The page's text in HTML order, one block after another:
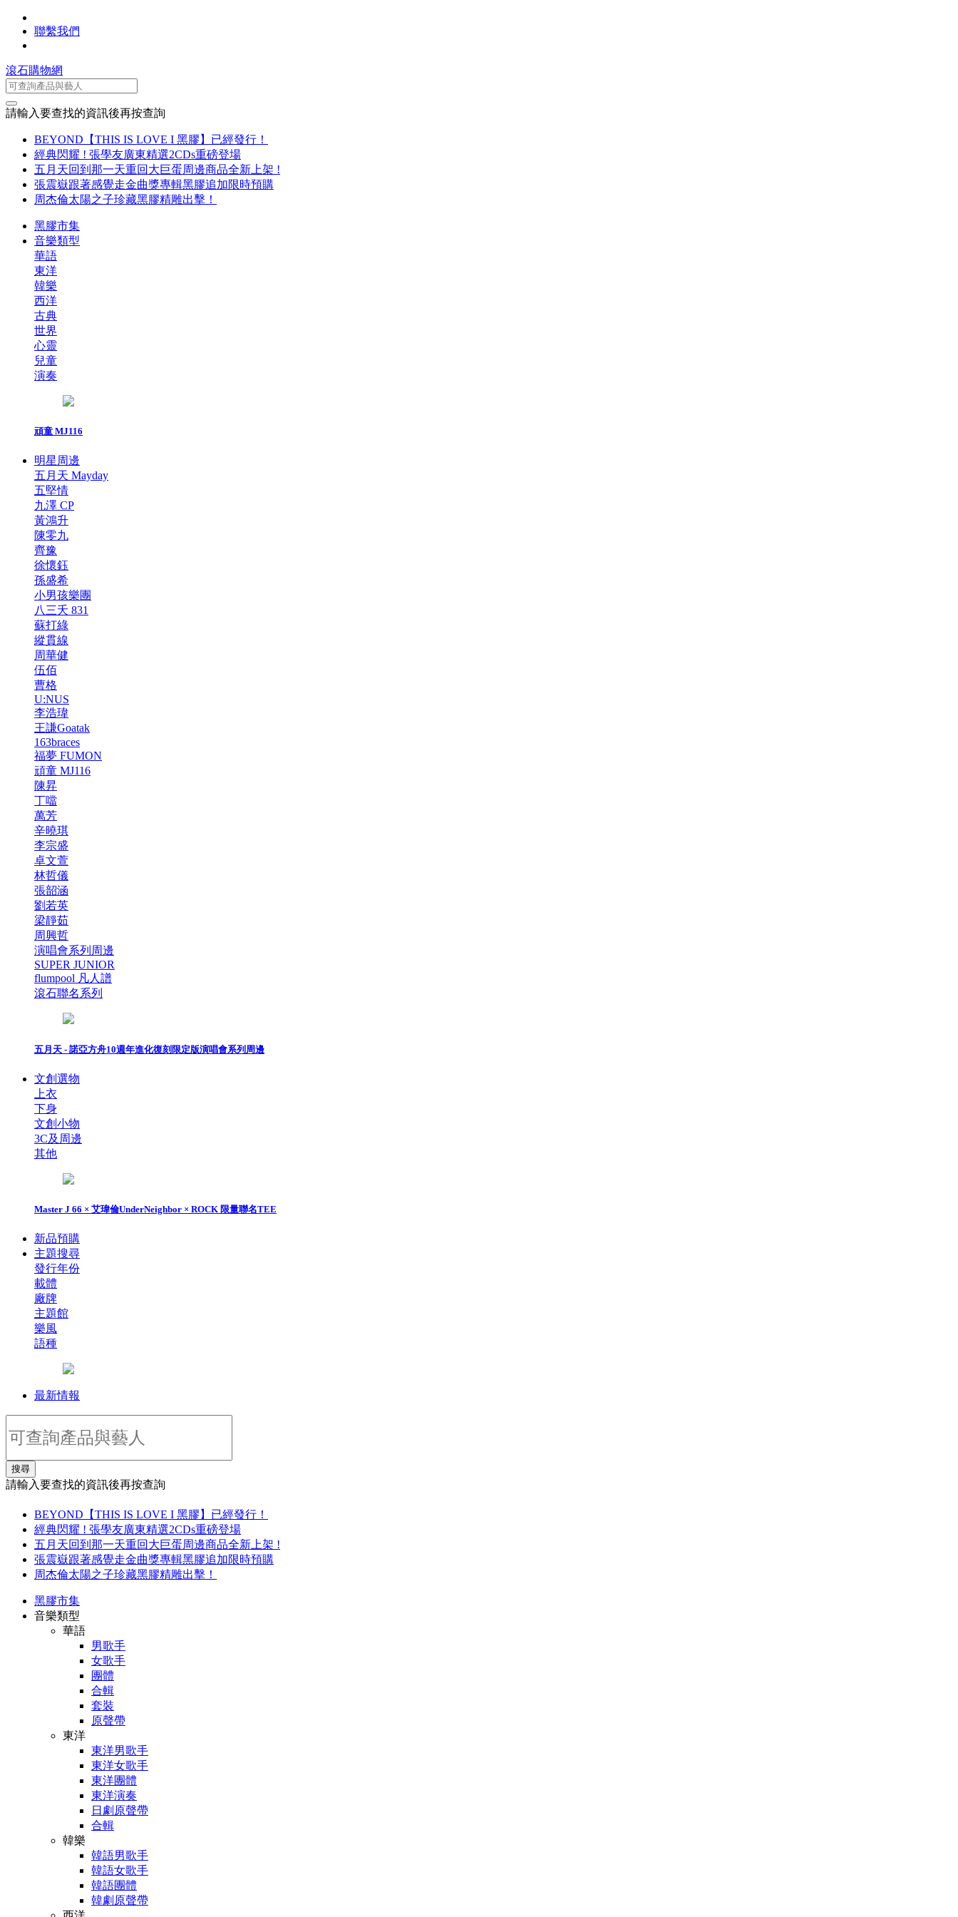
聯繫我們
滾石購物網
請輸入要查找的資訊後再按查詢
BEYOND【THIS IS LOVE I 黑膠】已經發行！
經典閃耀 ! 張學友廣東精選2CDs重磅登場
五月天回到那一天重回大巨蛋周邊商品全新上架 !
張震嶽跟著感覺走金曲獎專輯黑膠追加限時預購
周杰倫太陽之子珍藏黑膠精雕出擊！
黑膠市集
音樂類型
華語
東洋
韓樂
西洋
古典
世界
心靈
兒童
演奏
頑童 MJ116
明星周邊
五月天 Mayday
五堅情
九澤 CP
黃鴻升
陳零九
齊豫
徐懷鈺
孫盛希
小男孩樂團
八三夭 831
蘇打綠
縱貫線
周華健
伍佰
曹格
U:NUS
李浩瑋
王謙Goatak
163braces
福夢 FUMON
頑童 MJ116
陳昇
丁噹
萬芳
辛曉琪
李宗盛
卓文萱
林哲儀
張韶涵
劉若英
梁靜茹
周興哲
演唱會系列周邊
SUPER JUNIOR
flumpool 凡人譜
滾石聯名系列
五月天 - 諾亞方舟10週年進化復刻限定版演唱會系列周邊
文創選物
上衣
下身
文創小物
3C及周邊
其他
Master J 66 × 艾瑋倫UnderNeighbor × ROCK 限量聯名TEE
新品預購
主題搜尋
發行年份
載體
廠牌
主題館
樂風
語種
最新情報
搜尋
請輸入要查找的資訊後再按查詢
BEYOND【THIS IS LOVE I 黑膠】已經發行！
經典閃耀 ! 張學友廣東精選2CDs重磅登場
五月天回到那一天重回大巨蛋周邊商品全新上架 !
張震嶽跟著感覺走金曲獎專輯黑膠追加限時預購
周杰倫太陽之子珍藏黑膠精雕出擊！
黑膠市集
音樂類型
華語
男歌手
女歌手
團體
合輯
套裝
原聲帶
東洋
東洋男歌手
東洋女歌手
東洋團體
東洋演奏
日劇原聲帶
合輯
韓樂
韓語男歌手
韓語女歌手
韓語團體
韓劇原聲帶